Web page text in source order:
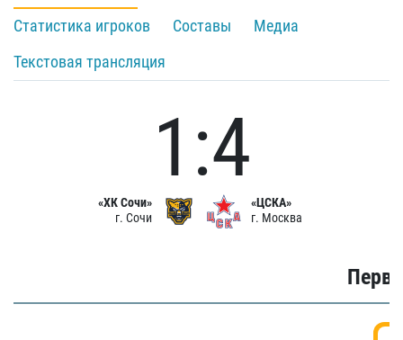
Статистика игроков
Составы
Медиа
Текстовая трансляция
«ХК Сочи»
г. Сочи
1:4
«ЦСКА»
г. Москва